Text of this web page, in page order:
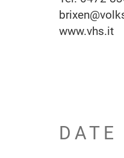
www.vhs.it
DATE